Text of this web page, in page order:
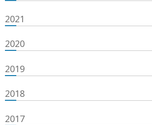
2021
2020
2019
2018
2017